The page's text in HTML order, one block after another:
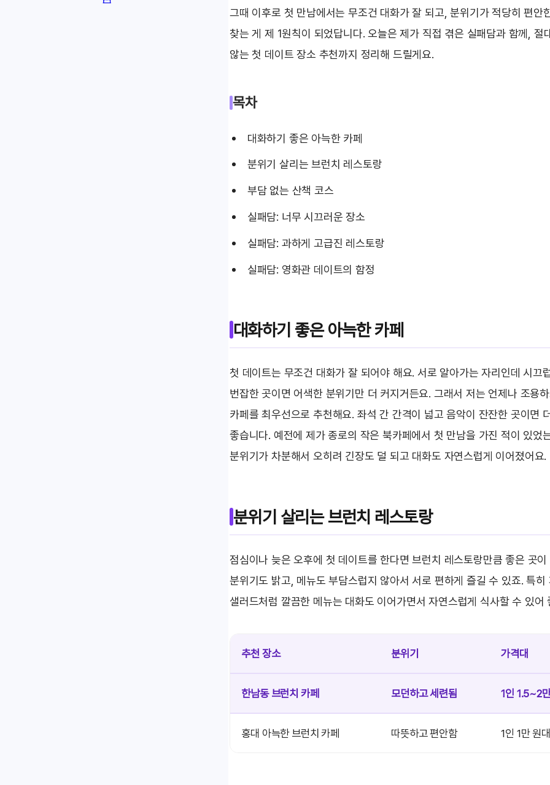
그때 이후로 첫 만남에서는 무조건 대화가 잘 되고, 분위기가 적당히 편안
찾는 게 제 1원칙이 되었답니다. 오늘은 제가 직접 겪은 실패담과 함께, 절
않는 첫 데이트 장소 추천까지 정리해 드릴게요.
목차
대화하기 좋은 아늑한 카페
분위기 살리는 브런치 레스토랑
부담 없는 산책 코스
실패담: 너무 시끄러운 장소
실패담: 과하게 고급진 레스토랑
실패담: 영화관 데이트의 함정
대화하기 좋은 아늑한 카페
첫 데이트는 무조건 대화가 잘 되어야 해요. 서로 알아가는 자리인데 시끄
번잡한 곳이면 어색한 분위기만 더 커지거든요. 그래서 저는 언제나 조용
카페를 최우선으로 추천해요. 좌석 간 간격이 넓고 음악이 잔잔한 곳이면
좋습니다. 예전에 제가 종로의 작은 북카페에서 첫 만남을 가진 적이 있었
분위기가 차분해서 오히려 긴장도 덜 되고 대화도 자연스럽게 이어졌어요.
분위기 살리는 브런치 레스토랑
점심이나 늦은 오후에 첫 데이트를 한다면 브런치 레스토랑만큼 좋은 곳이
분위기도 밝고, 메뉴도 부담스럽지 않아서 서로 편하게 즐길 수 있죠. 특히
샐러드처럼 깔끔한 메뉴는 대화도 이어가면서 자연스럽게 식사할 수 있어
추천 장소 분위기 가격대
한남동 브런치 카페 모던하고 세련됨 1인 1.5~2
홍대 아늑한 브런치 카페 따뜻하고 편안함 1인 1만 원대